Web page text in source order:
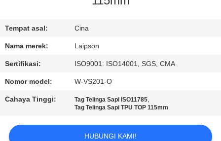
HUBUNGI
KAMI
BERITA
PERMINTAAN
PENAWARAN
Tempat asal: Cina
Nama merek: Laipson
Sertifikasi: ISO9001: ISO14001, SGS, CMA
Nomor model: W-VS201-O
Cahaya Tinggi: Tag Telinga Sapi ISO11785,
Tag Telinga Sapi TPU TOP 115mm
HUBUNGI KAMI!